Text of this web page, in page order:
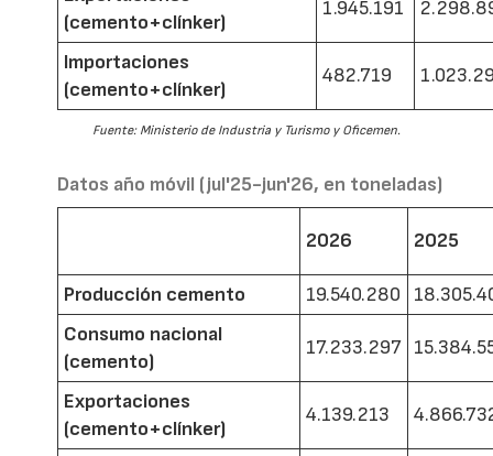
(cemento+clínker)
1.945.191
Importaciones
(cemento+clínker)
482.719
Fuente: Ministerio de Industria y Turismo y Oficemen.
Datos año móvil (jul'25-jun'26, en toneladas)
2026 2025
Producción cemento 19.540.280
Consumo nacional
(cemento)
17.233.297
Exportaciones
(cemento+clínker)
4.139.213